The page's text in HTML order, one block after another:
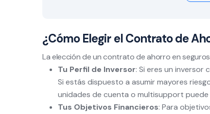
¿Cómo Elegir el Contrato de
La elección de un contrato de ahorro en
Tu Perfil de Inversor: Si eres un
Si estás dispuesto a asumir mayores
unidades de cuenta o multisupport puede
Tus Objetivos Financieros: Para